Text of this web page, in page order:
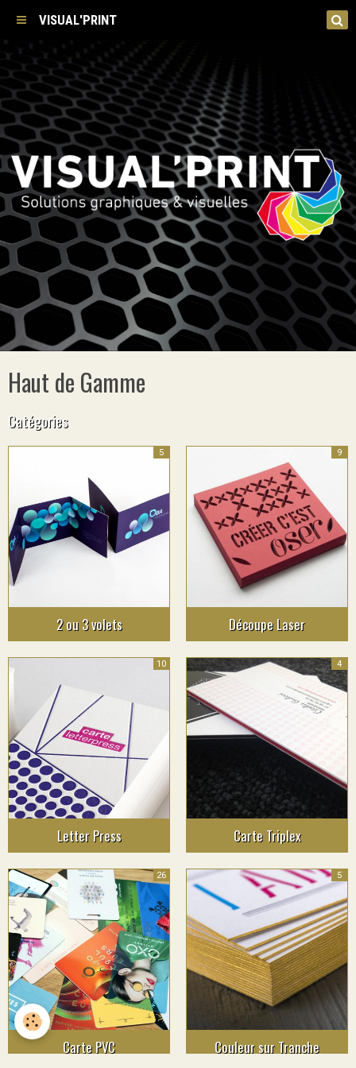
VISUAL'PRINT
Haut de Gamme
Catégories
5
2 ou 3 volets
9
Découpe Laser
10
Letter Press
4
Carte Triplex
26
Carte PVC
5
Couleur sur Tranche